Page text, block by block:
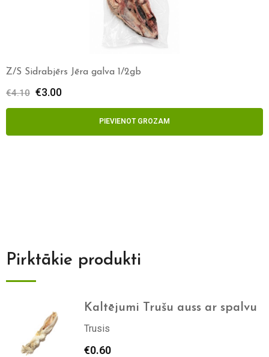
Z/S Sidrabjērs Jēra galva bez spalvas
€7.00 €5.00
PIEVIENOT GROZAM
Pirktākie produkti
Kaltējumi Trušu auss ar spalvu
Trusis
€0.60